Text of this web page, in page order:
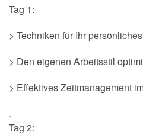
Tag 1:
> Techniken für Ihr
> Den eigenen Arbeitsstil
> Effektives Zeitmanagement
.
Tag 2: